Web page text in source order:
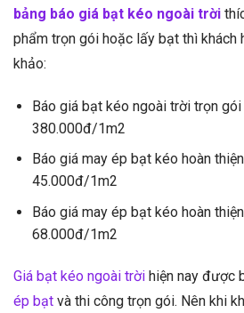
bảng báo giá bạt kéo ngoài trời
phẩm trọn gói hoặc lấy bạt thì khách
khảo:
Báo giá bạt kéo ngoài trời trọn
380.000đ/1m2
Báo giá may ép bạt kéo hoàn
45.000đ/1m2
Báo giá may ép bạt kéo hoàn
68.000đ/1m2
Giá bạt kéo ngoài trời hiện nay được
ép bạt và thi công trọn gói. Nên khi